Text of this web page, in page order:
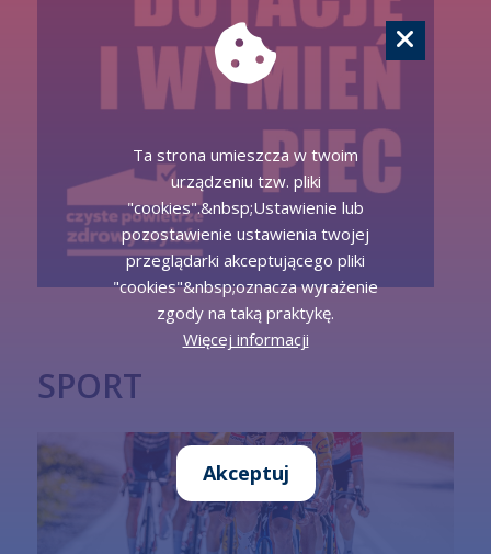
SPORT
Ta strona umieszcza w twoim
urządzeniu tzw. pliki
"cookies".&nbsp;Ustawienie lub
pozostawienie ustawienia twojej
przeglądarki akceptującego pliki
"cookies"&nbsp;oznacza wyrażenie
zgody na taką praktykę.
Więcej informacji
Akceptuj